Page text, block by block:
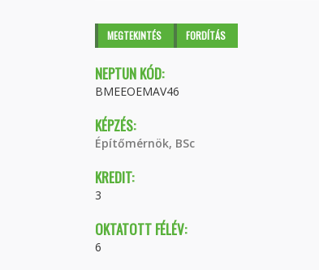
Elsődleges fülek
MEGTEKINTÉS (AKTÍVFORDÍTÁS
NEPTUN KÓD:
BMEEOEMAV46
KÉPZÉS:
Építőmérnök, BSc
KREDIT:
3
OKTATOTT FÉLÉV:
6